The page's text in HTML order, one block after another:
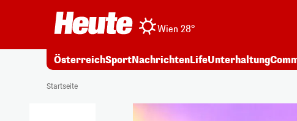
Wien 28°
ÖsterreichSportNachrichtenLifeUnterhaltung
Startseite